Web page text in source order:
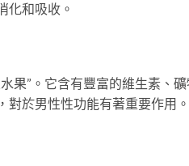
化和吸收。
果”。它含有豐富的維生素、
對於男性性功能有著重要作用。